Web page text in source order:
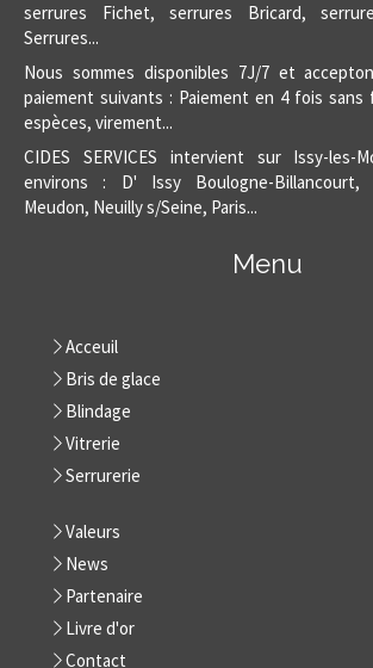
serrures Fichet, serrures Bricard,
Serrures...
Nous sommes disponibles 7J/7 et
paiement suivants : Paiement en 4 fois sans
espèces, virement...
CIDES SERVICES intervient sur Issy-les-
environs : D' Issy Boulogne-Billancourt,
Meudon, Neuilly s/Seine, Paris...
Menu
Acceuil
Bris de glace
Blindage
Vitrerie
Serrurerie
Valeurs
News
Partenaire
Livre d'or
Contact